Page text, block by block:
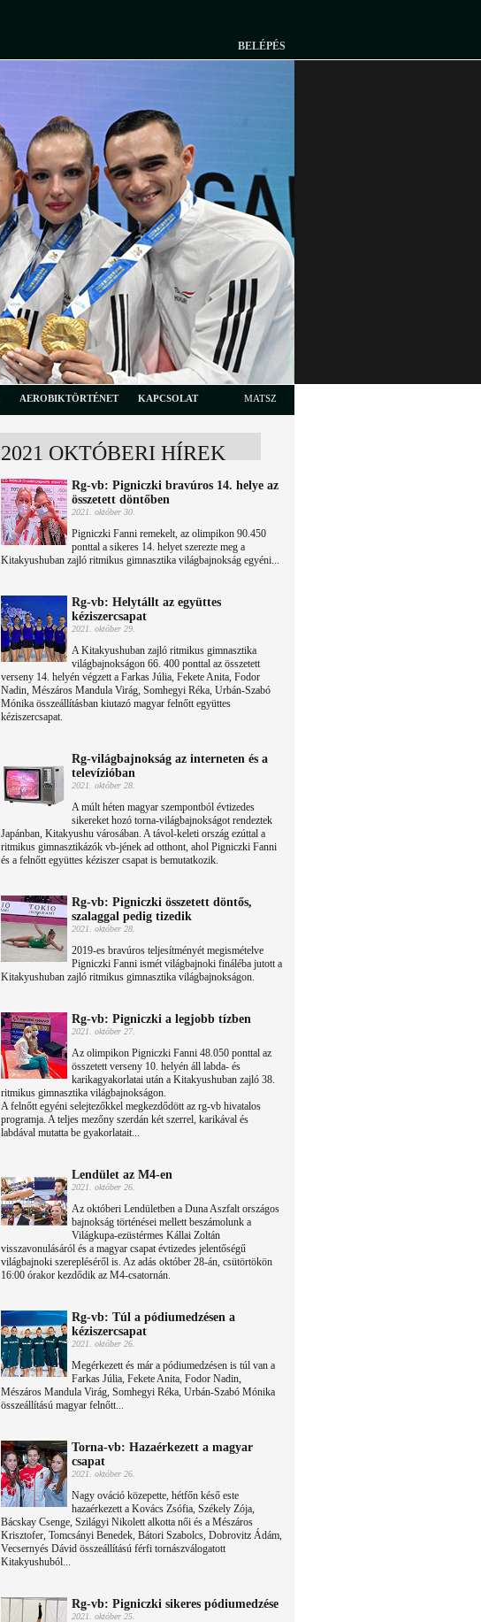
BELÉPÉS
AEROBIKTÖRTÉNET KAPCSOLAT MATSZ
2021 OKTÓBERI HÍREK
Rg-vb: Pigniczki bravúros 14. helye az
összetett döntőben
2021. október 30.
Pigniczki Fanni remekelt, az olimpikon 90.450
ponttal a sikeres 14. helyet szerezte meg a
Kitakyushuban zajló ritmikus gimnasztika világbajnokság egyéni...
Rg-vb: Helytállt az együttes
kéziszercsapat
2021. október 29.
A Kitakyushuban zajló ritmikus gimnasztika
világbajnokságon 66. 400 ponttal az összetett
verseny 14. helyén végzett a Farkas Júlia, Fekete Anita, Fodor
Nadin, Mészáros Mandula Virág, Somhegyi Réka, Urbán-Szabó
Mónika összeállításban kiutazó magyar felnőtt együttes
kéziszercsapat.
Rg-világbajnokság az interneten és a
televízióban
2021. október 28.
A múlt héten magyar szempontból évtizedes
sikereket hozó torna-világbajnokságot rendeztek
Japánban, Kitakyushu városában. A távol-keleti ország ezúttal a
ritmikus gimnasztikázók vb-jének ad otthont, ahol Pigniczki Fanni
és a felnőtt együttes kéziszer csapat is bemutatkozik.
Rg-vb: Pigniczki összetett döntős,
szalaggal pedig tizedik
2021. október 28.
2019-es bravúros teljesítményét megismételve
Pigniczki Fanni ismét világbajnoki fináléba jutott a
Kitakyushuban zajló ritmikus gimnasztika világbajnokságon.
Rg-vb: Pigniczki a legjobb tízben
2021. október 27.
Az olimpikon Pigniczki Fanni 48.050 ponttal az
összetett verseny 10. helyén áll labda- és
karikagyakorlatai után a Kitakyushuban zajló 38.
ritmikus gimnasztika világbajnokságon.
A felnőtt egyéni selejtezőkkel megkezdődött az rg-vb hivatalos
programja. A teljes mezőny szerdán két szerrel, karikával és
labdával mutatta be gyakorlatait...
Lendület az M4-en
2021. október 26.
Az októberi Lendületben a Duna Aszfalt országos
bajnokság történései mellett beszámolunk a
Világkupa-ezüstérmes Kállai Zoltán
visszavonulásáról és a magyar csapat évtizedes jelentőségű
világbajnoki szerepléséről is. Az adás október 28-án, csütörtökön
16:00 órakor kezdődik az M4-csatornán.
Rg-vb: Túl a pódiumedzésen a
kéziszercsapat
2021. október 26.
Megérkezett és már a pódiumedzésen is túl van a
Farkas Júlia, Fekete Anita, Fodor Nadin,
Mészáros Mandula Virág, Somhegyi Réka, Urbán-Szabó Mónika
összeállítású magyar felnőtt...
Torna-vb: Hazaérkezett a magyar
csapat
2021. október 26.
Nagy ováció közepette, hétfőn késő este
hazaérkezett a Kovács Zsófia, Székely Zója,
Bácskay Csenge, Szilágyi Nikolett alkotta női és a Mészáros
Krisztofer, Tomcsányi Benedek, Bátori Szabolcs, Dobrovitz Ádám,
Vecsernyés Dávid összeállítású férfi tornászválogatott
Kitakyushuból...
Rg-vb: Pigniczki sikeres pódiumedzése
2021. október 25.